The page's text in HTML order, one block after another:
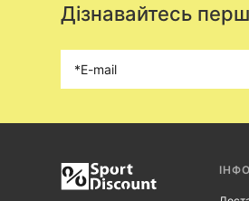
Дізнавайтесь